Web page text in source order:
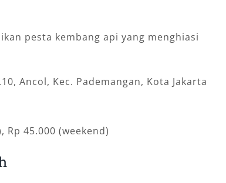
pesta kembang api yang menghiasi
Ancol, Kec. Pademangan, Kota Jakarta
Rp 45.000 (weekend)